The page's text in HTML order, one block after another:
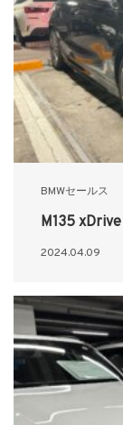
BMWセールス
M135
2024.04.09